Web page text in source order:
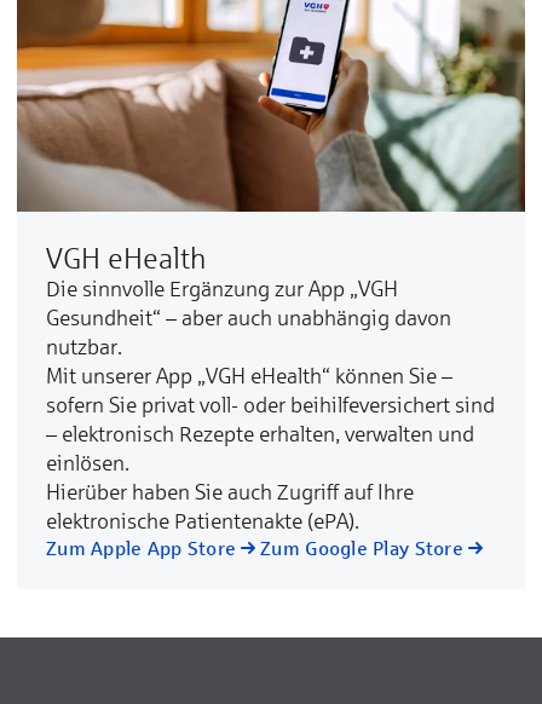
VGH eHealth
Die sinnvolle Ergänzung zur App „VGH
Gesundheit“ – aber auch unabhängig davon
nutzbar.
Mit unserer App „VGH eHealth“ können Sie –
sofern Sie privat voll- oder beihilfeversichert sind
– elektronisch Rezepte erhalten, verwalten und
einlösen.
Hierüber haben Sie auch Zugriff auf Ihre
elektronische Patientenakte (ePA).
Zum Apple App Store Zum Google Play Store